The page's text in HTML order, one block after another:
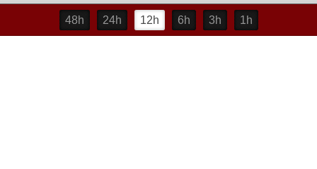
48h 24h 12h 6h 3h 1h